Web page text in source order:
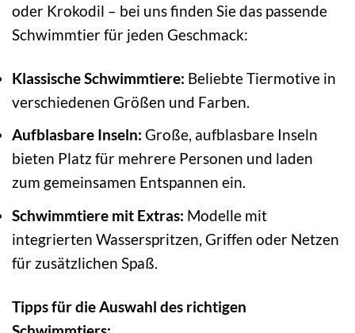
oder Krokodil – bei uns finden Sie das passende
Schwimmtier für jeden Geschmack:
Klassische Schwimmtiere: Beliebte Tiermotive in
verschiedenen Größen und Farben.
Aufblasbare Inseln: Große, aufblasbare Inseln
bieten Platz für mehrere Personen und laden
zum gemeinsamen Entspannen ein.
Schwimmtiere mit Extras: Modelle mit
integrierten Wasserspritzen, Griffen oder Netzen
für zusätzlichen Spaß.
Tipps für die Auswahl des richtigen